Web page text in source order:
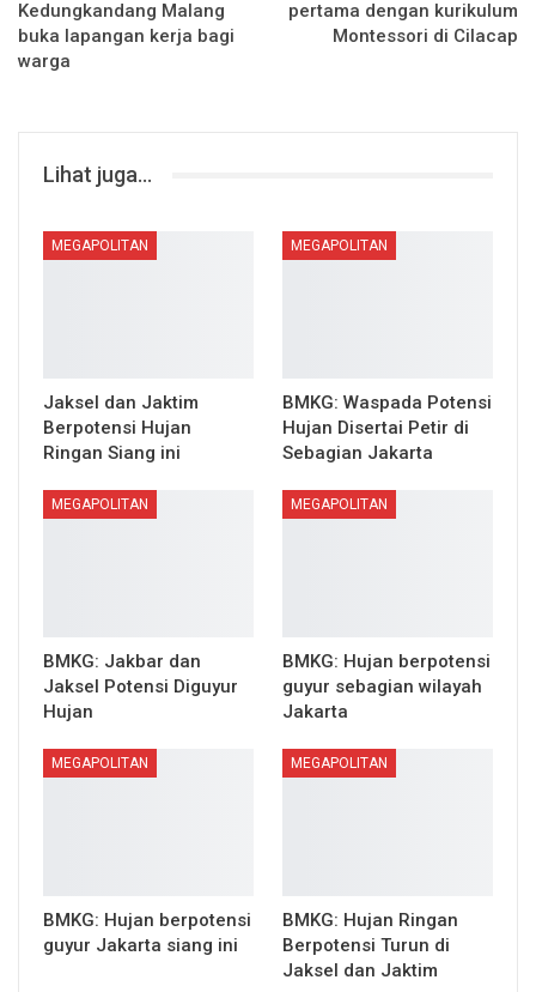
Kedungkandang Malang
buka lapangan kerja bagi
warga
pertama dengan kurikulum
Montessori di Cilacap
Lihat juga...
MEGAPOLITAN
Jaksel dan Jaktim
Berpotensi Hujan
Ringan Siang ini
MEGAPOLITAN
BMKG: Waspada Potensi
Hujan Disertai Petir di
Sebagian Jakarta
MEGAPOLITAN
BMKG: Jakbar dan
Jaksel Potensi Diguyur
Hujan
MEGAPOLITAN
BMKG: Hujan berpotensi
guyur sebagian wilayah
Jakarta
MEGAPOLITAN
BMKG: Hujan berpotensi
guyur Jakarta siang ini
MEGAPOLITAN
BMKG: Hujan Ringan
Berpotensi Turun di
Jaksel dan Jaktim